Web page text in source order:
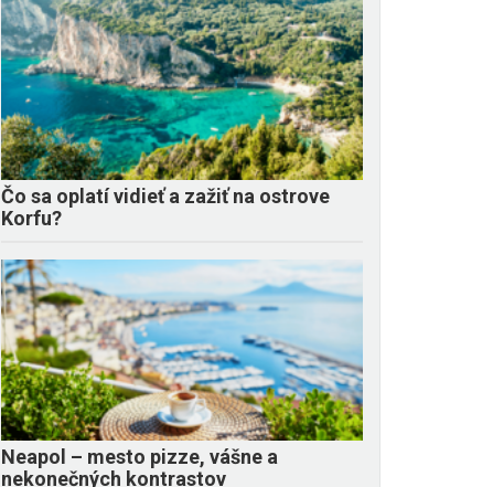
Čo sa oplatí vidieť a zažiť na ostrove
Korfu?
Neapol – mesto pizze, vášne a
nekonečných kontrastov